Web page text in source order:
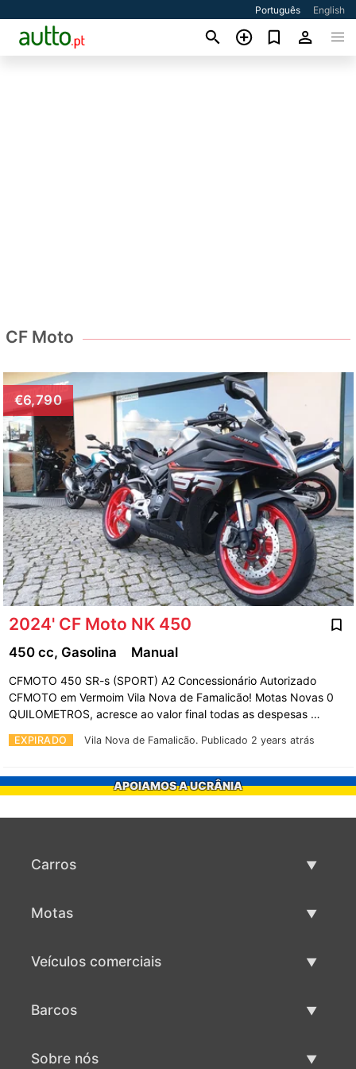
Português English
CF Moto
€6,790
2024' CF Moto NK 450
EXPIRADO Vila Nova de Famalicão. Publicado 2 years atrás
450 cc, Gasolina Manual
CFMOTO 450 SR-s (SPORT) A2 Concessionário Autorizado
CFMOTO em Vermoim Vila Nova de Famalicão! Motas Novas 0
QUILOMETROS, acresce ao valor final todas as despesas …
APOIAMOS A UCRÂNIA
Carros
Motas
Veículos comerciais
Barcos
Sobre nós